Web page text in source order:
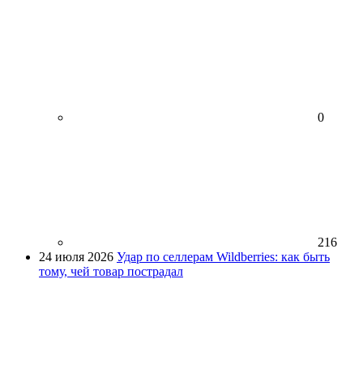
0
216
24 июля 2026 Удар по селлерам Wildberries: как быть
тому, чей товар пострадал